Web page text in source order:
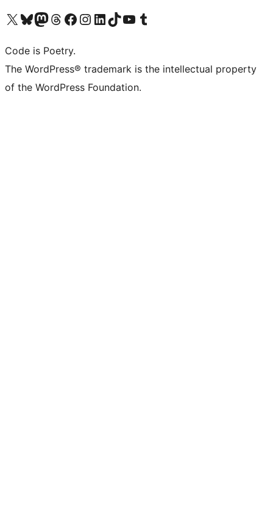
ຢ້ຽມຊົມບັນຊີ X (ຊື່ເກົ່າ Twitter) ຂອງພວກເຮົາຢ້ຽມຊົມບັນຊີ Bluesky ຂອງພວກເຮົາຢ້ຽມຊົມບັນຊີ Mastodon ຂອງພວກເຮົາຢ້ຽມຊົມບັນຊີ Threads ຂອງພວກເຮົາຢ້ຽມຊົມໜ້າ Facebook ຂອງພວກເຮົາຢ້ຽມຊົມບັນຊີ Instagram ຂອງພວກເຮົາຢ້ຽມຊົມບັນຊີ LinkedIn ຂອງພວກເຮົາຢ້ຽມຊົມບັນຊີ TikTok ຂອງພວກເຮົາຢ້ຽມຊົມຊ່ອງ YouTube ຂອງພວກເຮົາຢ້ຽມຊົມບັນຊີ Tumblr ຂອງພວກເຮົາ
Code is Poetry.
The WordPress® trademark is the intellectual property
of the WordPress Foundation.